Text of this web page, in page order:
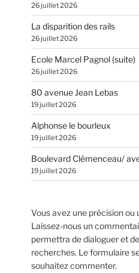
26 juillet 2026
La disparition des rails
26 juillet 2026
Ecole Marcel Pagnol (suite)
26 juillet 2026
80 avenue Jean Lebas
19 juillet 2026
Alphonse le bourleux
19 juillet 2026
Boulevard Clémenceau/
19 juillet 2026
Vous avez une précision
Laissez-nous un
permettra de dialoguer et
recherches. Le formulaire
souhaitez commenter.